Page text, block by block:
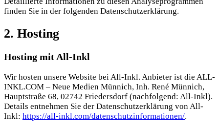
finden Sie in der folgenden Datenschutzerklärung.
2. Hosting
Hosting mit All-Inkl
Wir hosten unsere Website bei All-Inkl. Anbieter ist die ALL-
INKL.COM – Neue Medien Münnich, Inh. René Münnich,
Hauptstraße 68, 02742 Friedersdorf (nachfolgend: All-Inkl).
Details entnehmen Sie der Datenschutzerklärung von All-
Inkl: https://all-inkl.com/datenschutzinformationen/.